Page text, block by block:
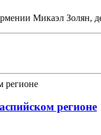
Микаэл Золян,
регионе